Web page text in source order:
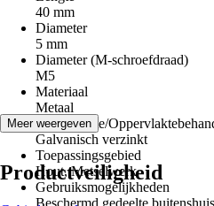
40 mm
Diameter
5 mm
Diameter (M-schroefdraad)
M5
Materiaal
Metaal
Oppervlakte/
Galvanisch verzinkt
Toepassingsgebied
Hout, Metselwerk
Gebruiksmogelijkheden
Beschermd gedeelte
Meer weergeven
Productveiligheid